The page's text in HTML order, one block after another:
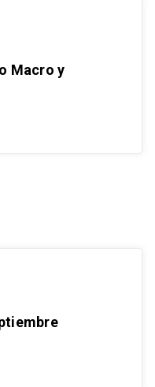
Macro y